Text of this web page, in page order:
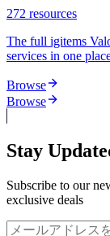
272 resources
The full igitems
services in one
Browse
Browse
Stay
Subscribe to our
exclusive deals